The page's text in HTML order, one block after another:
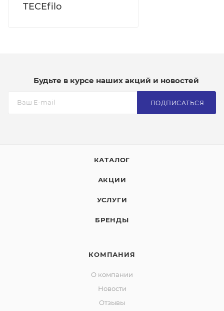
TECEfilo
Будьте в курсе наших акций и новостей
ПОДПИСАТЬСЯ
КАТАЛОГ
АКЦИИ
УСЛУГИ
БРЕНДЫ
КОМПАНИЯ
О компании
Новости
Отзывы